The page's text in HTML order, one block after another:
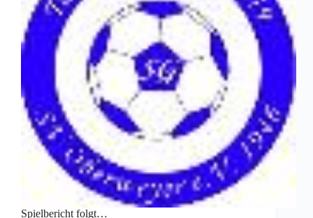
Spielbericht folgt…